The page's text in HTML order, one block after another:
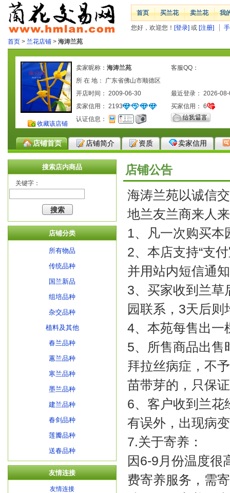
首页 买兰花 卖兰花 我
您好，欢迎您！ [登录] 或 [注册]
首页 > 兰花店铺 > 海涛兰苑
收藏该店铺
卖家昵称： 海涛兰苑
客服QQ：
所 在 地： 广东省佛山市顺德区
开店时间： 2009-06-30
最近登录： 2026-
卖家信用： 2193 买家信用： 6
认证信息：
店铺首页 店铺简介 资质 卖家信用
搜索店内商品
关键字：
店铺分类
所有物品
传统品种
国兰新品
组培品种
杂交品种
植料及其他
春兰品种
蕙兰品种
寒兰品种
墨兰品种
建兰品种
春剑品种
莲瓣品种
送春品种
友情连接
友情连接
店铺公告
海涛兰苑以诚信
地兰友兰商来人
1、凡一次购买本
2、本店支持“支
并用站内短信通
3、买家收到兰草
园联系，3天后则
4、本苑每售出一
5、所售商品出售
拜拉丝病症，不
苗带芽的，只保
6、客户收到兰花
有误外，出现病
7.关于寄养：
因6-9月份温度很
费寄养服务，需